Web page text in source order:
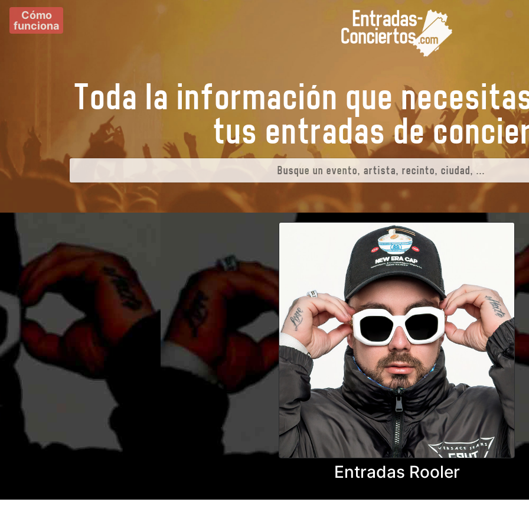
Cómo
funciona
Toda la información que
tus entradas de
Entradas Rooler